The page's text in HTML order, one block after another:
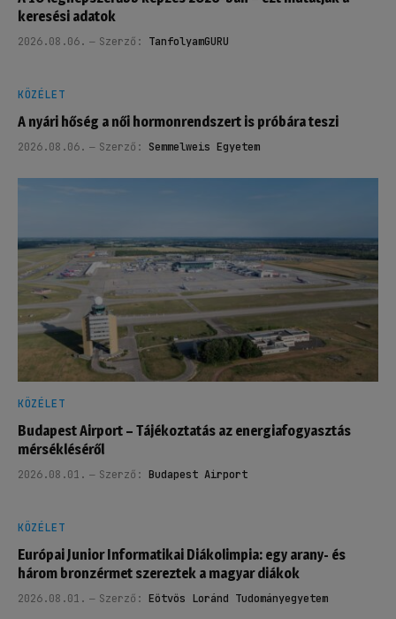
keresési adatok
2026.08.06. Szerző: TanfolyamGURU
KÖZÉLET
A nyári hőség a női hormonrendszert is próbára teszi
2026.08.06. Szerző: Semmelweis Egyetem
KÖZÉLET
Budapest Airport – Tájékoztatás az energiafogyasztás
mérsékléséről
2026.08.01. Szerző: Budapest Airport
KÖZÉLET
Európai Junior Informatikai Diákolimpia: egy arany- és
három bronzérmet szereztek a magyar diákok
2026.08.01. Szerző: Eötvös Loránd Tudományegyetem